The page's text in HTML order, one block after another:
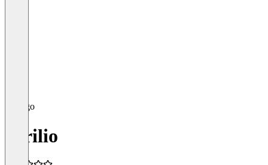
nerilio